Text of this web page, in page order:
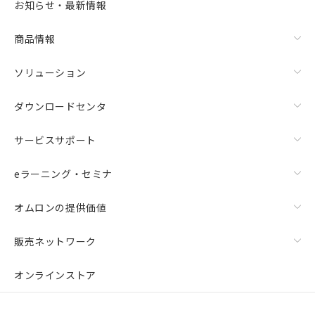
お知らせ・最新情報
商品情報
ソリューション
ダウンロードセンタ
サービスサポート
eラーニング・セミナ
オムロンの提供価値
販売ネットワーク
オンラインストア